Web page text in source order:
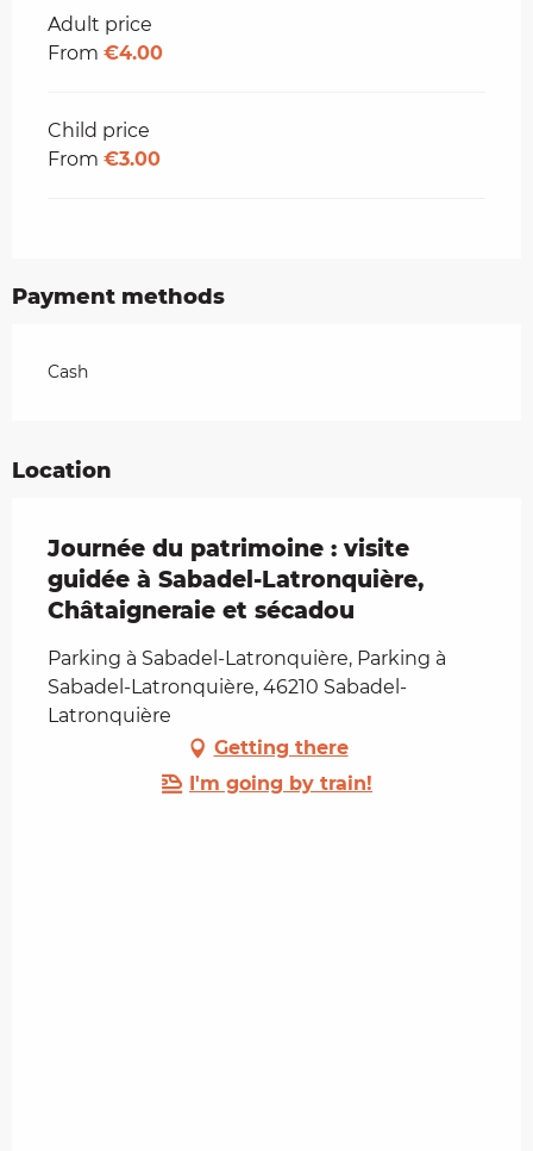
Rates 2026
Adult price
From €4.00
Child price
From €3.00
Payment methods
Cash
Location
Journée du patrimoine : visite
guidée à Sabadel-Latronquière,
Châtaigneraie et sécadou
Parking à Sabadel-Latronquière, Parking à
Sabadel-Latronquière, 46210 Sabadel-
Latronquière
Getting there
I'm going by train!